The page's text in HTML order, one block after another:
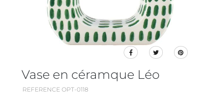
Vase en céramque Léo
REFERENCE OPT-0118